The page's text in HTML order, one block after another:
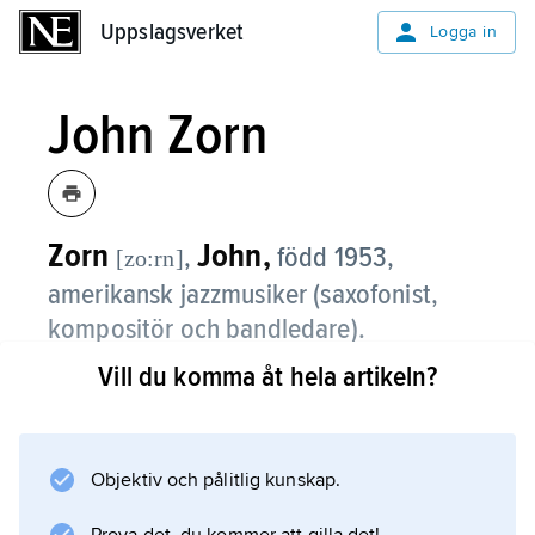
Uppslagsverket Logga in
John Zorn
Zorn [zo:rn],John, född 1953,
amerikansk jazzmusiker (saxofonist,
kompositör och bandledare).
På 1970-talet studerade Zorn filmmusik och
blockavsnitt och halsbrytande stilvändningar
Vill du komma åt hela artikeln?
Objektiv och pålitlig kunskap.